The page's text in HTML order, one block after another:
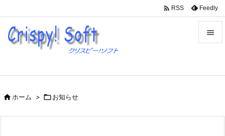


前へ
 RSS Feedly
ホーム > お知らせ